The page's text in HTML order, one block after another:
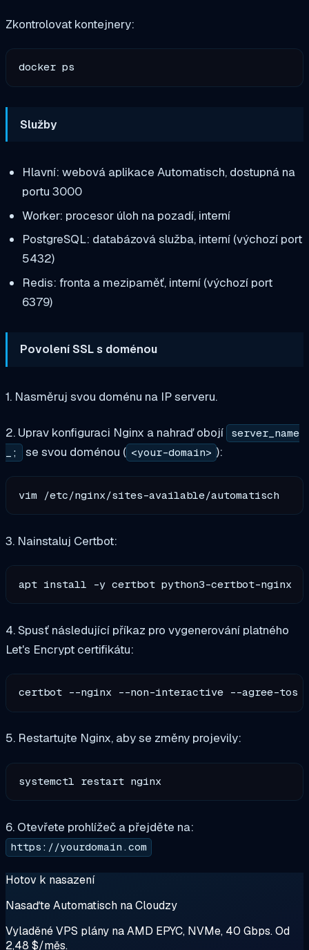
Zkontrolovat kontejnery:
Služby
Hlavní: webová aplikace Automatisch, dostupná na
portu 3000
Worker: procesor úloh na pozadí, interní
PostgreSQL: databázová služba, interní (výchozí port
5432)
Redis: fronta a mezipaměť, interní (výchozí port
6379)
Povolení SSL s doménou
1. Nasměruj svou doménu na IP serveru.
2. Uprav konfiguraci Nginx a nahraď obojí server_name
_;
se svou doménou ( <your-domain> ):
3. Nainstaluj Certbot:
4. Spusť následující příkaz pro vygenerování platného
Let's Encrypt certifikátu:
certbot --nginx --non-interactive --agree-tos
5. Restartujte Nginx, aby se změny projevily:
6. Otevřete prohlížeč a přejděte na:
https://yourdomain.com
Hotov k nasazení
Nasaďte Automatisch na Cloudzy
Vyladěné VPS plány na AMD EPYC, NVMe, 40 Gbps. Od
2,48 $/měs.